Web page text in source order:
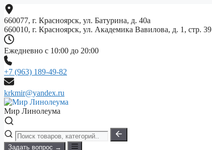
Перейти
к
содержимому
660077, г. Красноярск, ул. Батурина, д. 40а
660010, г. Красноярск, ул. Академика Вавилова, д. 1, стр. 39
Ежедневно с 10:00 до 20:00
+7 (963) 189-49-82
krkmir@yandex.ru
Мир Линолеума
Задать вопрос →